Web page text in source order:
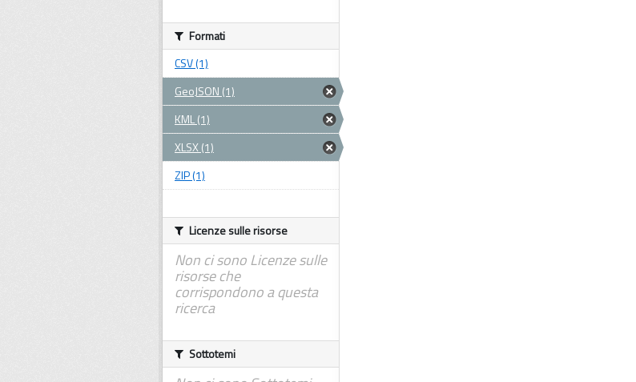
Formati
CSV (1)
GeoJSON (1)
KML (1)
XLSX (1)
ZIP (1)
Licenze sulle risorse
Non ci sono Licenze sulle
risorse che
corrispondono a questa
ricerca
Sottotemi